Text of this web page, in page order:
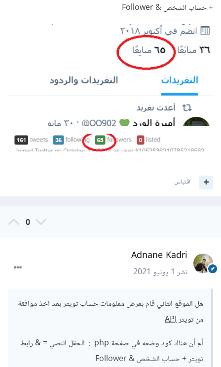
+ حساب الشخص & Follower
اقتباس
0
Adnane Kadri
نشر1 يونيو 2021
هل الموقع الثاني قام بعرض معلومات حساب تويتر بعد اخذ موافقة
من تويترAPI
أم أن هناك كود وضعه في صفحة php : الحقل النصي = & رابط
تويتر + حساب الشخص & Follower